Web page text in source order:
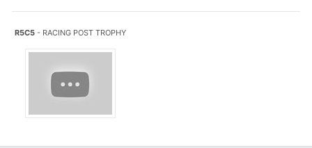
R5C5 - RACING POST TROPHY